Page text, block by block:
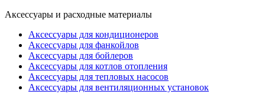
Аксессуары и расходные материалы
Аксессуары для кондиционеров
Аксессуары для фанкойлов
Аксессуары для бойлеров
Аксессуары для котлов отопления
Аксессуары для тепловых насосов
Аксессуары для вентиляционных установок